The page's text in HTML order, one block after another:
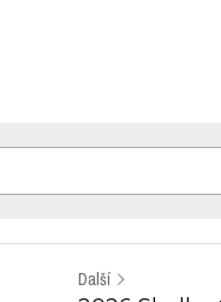
Další